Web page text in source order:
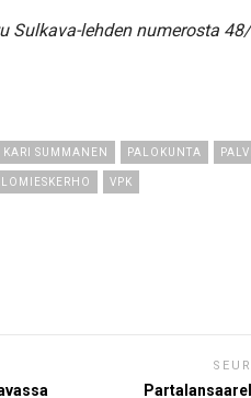
Sulkava-lehden numerosta
KARI SUMMANEN PALOKUNTA
VPK